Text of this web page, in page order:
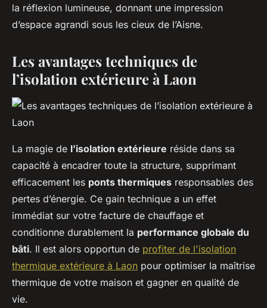
la réflexion lumineuse, donnant une impression
d’espace agrandi sous les cieux de l’Aisne.
Les avantages techniques de
l’isolation extérieure à Laon
La magie de l’isolation extérieure réside dans sa
capacité à encadrer toute la structure, supprimant
efficacement les ponts thermiques responsables des
pertes d’énergie. Ce gain technique a un effet
immédiat sur votre facture de chauffage et
conditionne durablement la performance globale du
bâti. Il est alors opportun de profiter de l'isolation
thermique extérieure à Laon pour optimiser la maîtrise
thermique de votre maison et gagner en qualité de
vie.